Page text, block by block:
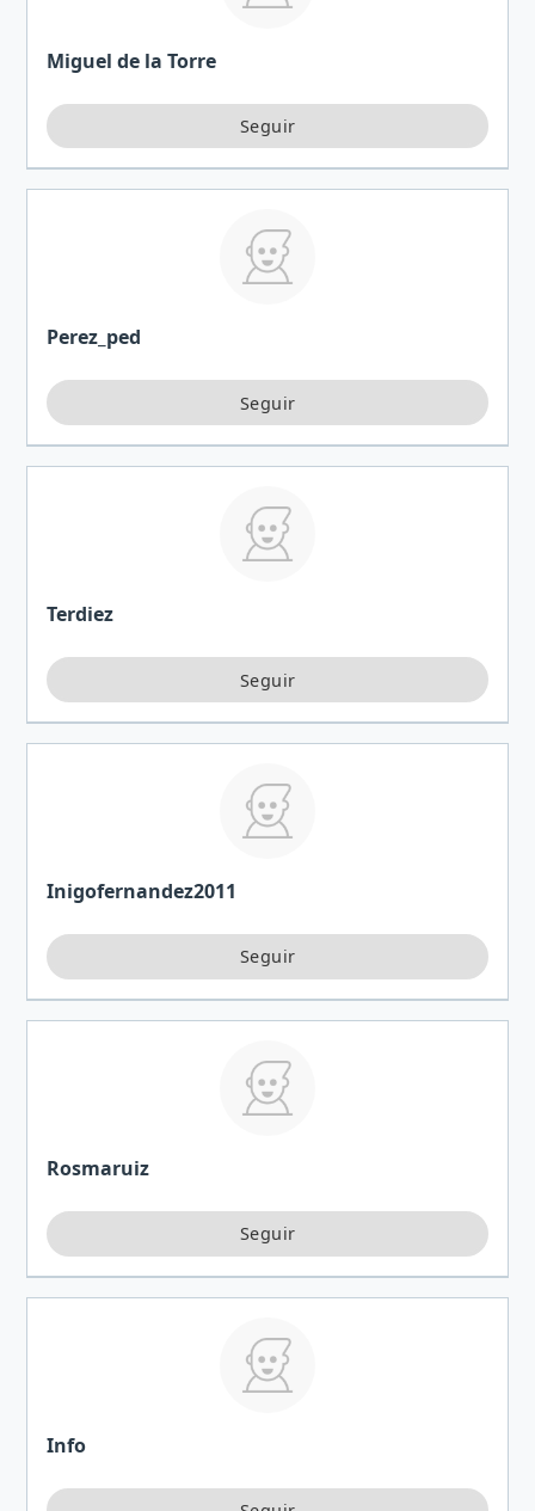
Miguel de la Torre
Perez_ped
Terdiez
Inigofernandez2011
Rosmaruiz
Info